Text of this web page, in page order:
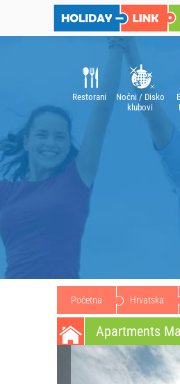
Restorani
Noćni / Disko
klubovi
Početna Hrvatska
Apartments